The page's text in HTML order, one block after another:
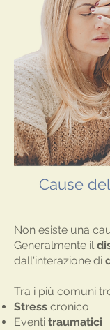
Cause
Non esiste una
Generalmente il
dall'interazione di
Tra i più comuni
Stress cronico
Eventi traumatici